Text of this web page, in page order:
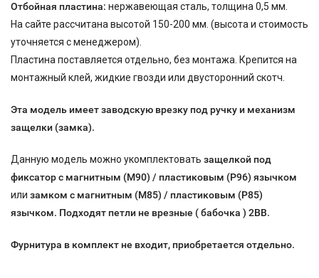
Отбойная пластина: нержавеющая сталь, толщина 0,5 мм.
На сайте рассчитана высотой 150-200 мм. (высота и стоимость
уточняется с менеджером).
Пластина поставляется отдельно, без монтажа. Крепится на
монтажный клей, жидкие гвозди или двусторонний скотч.
Эта модель имеет заводскую врезку под ручку и механизм
защелки (замка).
Данную модель можно укомплектовать защелкой под
фиксатор с магнитным (М90) / пластиковым (P96) язычком
или замком с магнитным (М85) / пластиковым (P85)
язычком. Подходят петли не врезные ( бабочка ) 2ВВ.
Фурнитура в комплект не входит, приобретается отдельно.